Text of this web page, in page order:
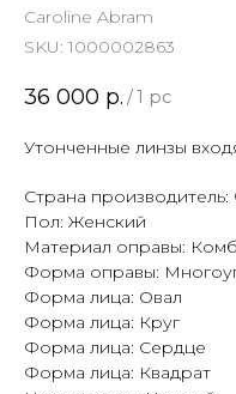
Caroline Abram
SKU: 1000002863
36 000 р. /1 pc
Утонченные линзы
Страна
Пол: Женский
Материал оправы:
Форма оправы:
Форма лица: Овал
Форма лица: Круг
Форма лица: Сердце
Форма лица: Квадрат